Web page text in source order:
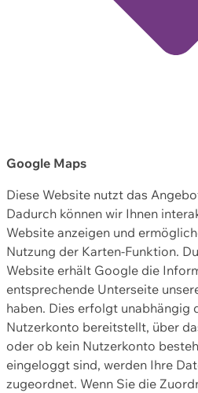
Google Maps
Diese Website nutzt das
Dadurch können wir Ihnen
Website anzeigen und
Nutzung der Karten-Funktion.
Website erhält Google die
entsprechende Unterseite
haben. Dies erfolgt unabhängig
Nutzerkonto bereitstellt, über
oder ob kein Nutzerkonto
eingeloggt sind, werden Ihre
zugeordnet. Wenn Sie die